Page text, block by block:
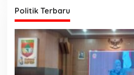
Politik Terbaru